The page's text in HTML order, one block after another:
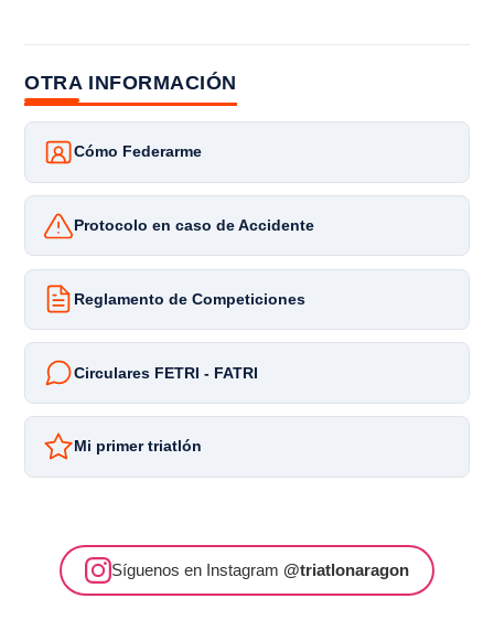
OTRA INFORMACIÓN
Cómo Federarme
Protocolo en caso de Accidente
Reglamento de Competiciones
Circulares FETRI - FATRI
Mi primer triatlón
Síguenos en Instagram @triatlonaragon